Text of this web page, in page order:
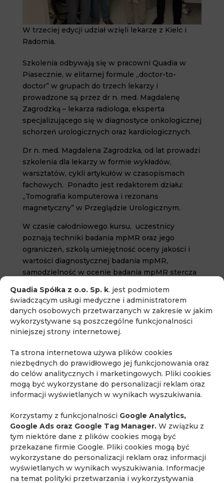
Quadia Spółka z o.o. Sp. k. jest podmiotem
świadczącym usługi medyczne i administratorem
danych osobowych przetwarzanych w zakresie w jakim
wykorzystywane są poszczególne funkcjonalności
niniejszej strony internetowej.
Ta strona internetowa używa plików cookies
niezbędnych do prawidłowego jej funkcjonowania oraz
do celów analitycznych i marketingowych. Pliki cookies
mogą być wykorzystane do personalizacji reklam oraz
informacji wyświetlanych w wynikach wyszukiwania.
Korzystamy z funkcjonalności Google Analytics,
Google Ads oraz Google Tag Manager. W związku z
tym niektóre dane z plików cookies mogą być
przekazane firmie Google. Pliki cookies mogą być
wykorzystane do personalizacji reklam oraz informacji
wyświetlanych w wynikach wyszukiwania. Informacje
na temat polityki przetwarzania i wykorzystywania
W trzeciej edycji udział wzięli lekarze z Kielc i
Radomia.
Szkolenia odbywają się w pracowni Quadia w
Piasecznie, w elitarnej formule „doctor-to-
doctor” w grupach do trzech lekarzy i
prowadzone są przez dr n. med. Magdalenę
Zagrodzką – lekarza radiologa, eksperta
specjalizującego się w diagnostyce onkologicznej
schorzeń urologicznych oraz kardiologicznych.
Dr n. med. Magdalena Zagrodzka, od lat prowadzi
szkolenia dla lekarzy w formie wykładów,
warsztatów, cykli artykułów w czasopismach
fachowych. Ponadto jest redaktorem działu:
„Tomografia komputerowa i rezonans
magnetyczny” w Przeglądzie Urologicznym.
W czasie całodniowego kursu, uczestnicy
poznają techniki badania mpMR oraz jego
ograniczeń, szkolą umiejętność oceny jakości i
wartości diagnostycznej badania mpMR,
samodzielność w ocenie badania mpMR stercza
oceniają ponad 100 badań mpMR stercza w
standardzie PI-RADS.
Szkolenia wyróżniają się profesjonalnym i
indywidualnym charakterem, co sprawia, że
cieszą się coraz większą popularnością wśród
urologów z całej Polski.
Osoby zainteresowane wzięciem udziału w
22 256 66 66
lub o wysłanie zapytania drogą mailową na adres
mr.piaseczno@quadia.pl